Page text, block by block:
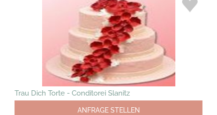
Trau Dich Torte - Conditorei Slanitz
ANFRAGE STELLEN